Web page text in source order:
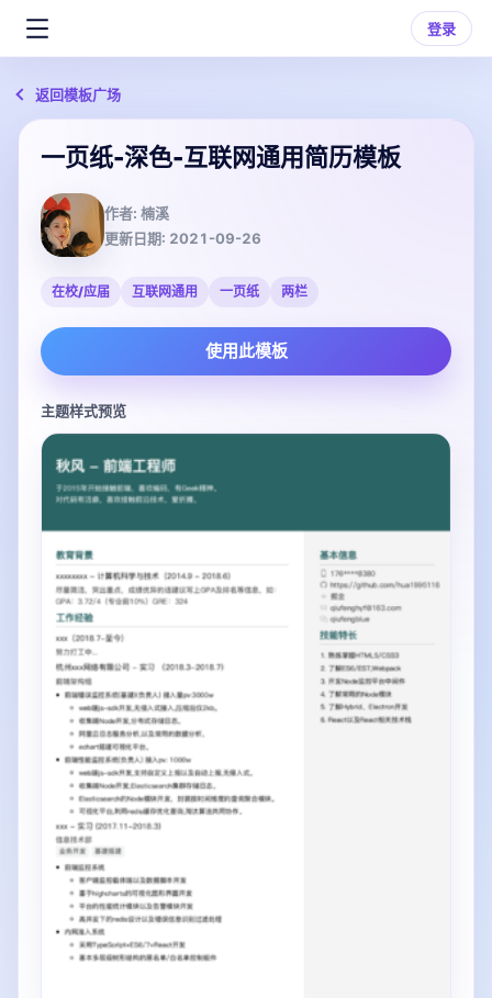
登录
返回模板广场
一页纸-深色-互联网通用简历模板
作者: 楠溪
更新日期: 2021-09-26
在校/应届 互联网通用 一页纸 两栏
主题样式预览
使用此模板